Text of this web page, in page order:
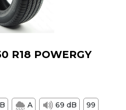
R18 POWERGY
B A 69 dB
99